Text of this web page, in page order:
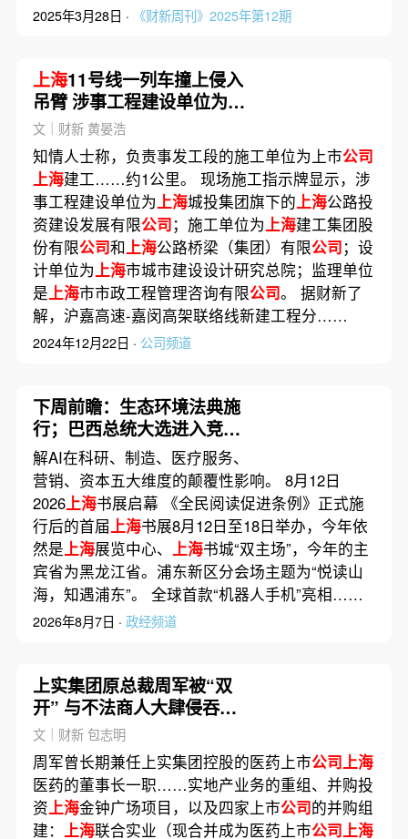
2025年3月28日 · 《财新周刊》2025年第12期
上海11号线一列车撞上侵入
吊臂 涉事工程建设单位为上
海 城投
文｜财新 黄晏浩
知情人士称，负责事发工段的施工单位为上市公司
上海建工……约1公里。 现场施工指示牌显示，涉
事工程建设单位为上海城投集团旗下的上海公路投
资建设发展有限公司；施工单位为上海建工集团股
份有限公司和上海公路桥梁（集团）有限公司；设
计单位为上海市城市建设设计研究总院；监理单位
是上海市市政工程管理咨询有限公司。 据财新了
解，沪嘉高速-嘉闵高架联络线新建工程分……
2024年12月22日 · 公司频道
下周前瞻：生态环境法典施
行；巴西总统大选进入竞选
阶段
解AI在科研、制造、医疗服务、
营销、资本五大维度的颠覆性影响。 8月12日
2026上海书展启幕 《全民阅读促进条例》正式施
行后的首届上海书展8月12日至18日举办，今年依
然是上海展览中心、 上海书城“双主场”，今年的主
宾省为黑龙江省。浦东新区分会场主题为“悦读山
海，知遇浦东”。 全球首款“机器人手机”亮相……
2026年8月7日 · 政经频道
上实集团原总裁周军被“双
开” 与不法商人大肆侵吞国
有资产
文｜财新 包志明
周军曾长期兼任上实集团控股的医药上市公司上海
医药的董事长一职……实地产业务的重组、并购投
资上海金钟广场项目，以及四家上市公司的并购组
建： 上海联合实业（现合并成为医药上市公司上海